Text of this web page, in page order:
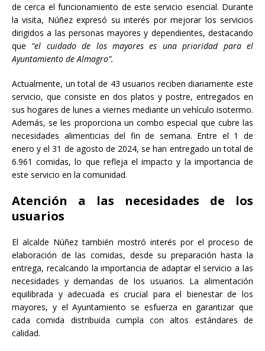
de cerca el funcionamiento de este servicio esencial. Durante
la visita, Núñez expresó su interés por mejorar los servicios
dirigidos a las personas mayores y dependientes, destacando
que “el cuidado de los mayores es una prioridad para el
Ayuntamiento de Almagro”.
Actualmente, un total de 43 usuarios reciben diariamente este
servicio, que consiste en dos platos y postre, entregados en
sus hogares de lunes a viernes mediante un vehículo isotermo.
Además, se les proporciona un combo especial que cubre las
necesidades alimenticias del fin de semana. Entre el 1 de
enero y el 31 de agosto de 2024, se han entregado un total de
6.961 comidas, lo que refleja el impacto y la importancia de
este servicio en la comunidad.
Atención a las necesidades de los
usuarios
El alcalde Núñez también mostró interés por el proceso de
elaboración de las comidas, desde su preparación hasta la
entrega, recalcando la importancia de adaptar el servicio a las
necesidades y demandas de los usuarios. La alimentación
equilibrada y adecuada es crucial para el bienestar de los
mayores, y el Ayuntamiento se esfuerza en garantizar que
cada comida distribuida cumpla con altos estándares de
calidad.